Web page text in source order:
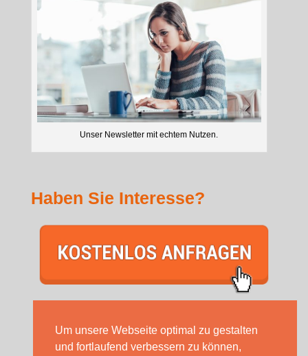
Um unsere Webseite optimal zu gestalten
und fortlaufend verbessern zu können,
Unser Newsletter mit echtem Nutzen.
Haben Sie Interesse?